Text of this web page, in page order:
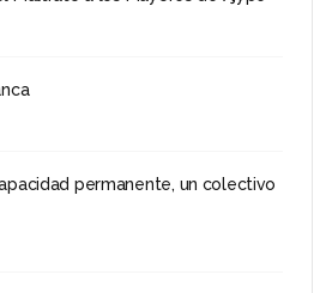
permanente, un colectivo